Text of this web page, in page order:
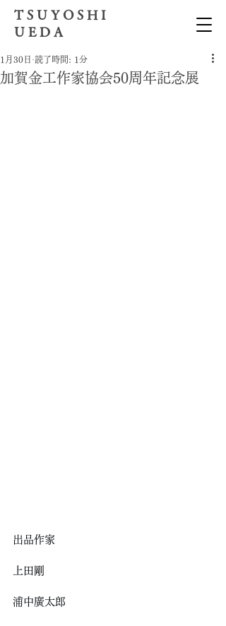
T S U Y O S H I
U E D A
加賀金工作家協会50周年記念展
1月30日 読了時間: 1分
出品作家
上田剛
浦中廣太郎